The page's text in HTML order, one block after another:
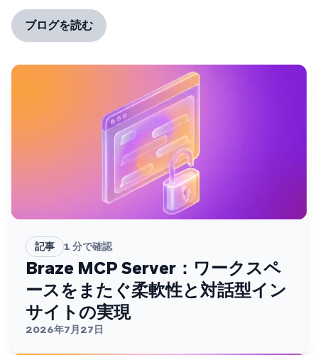
ブログを読む
記事 1 分で確認
Braze MCP Server：ワークスペ
ースをまたぐ柔軟性と対話型イン
サイトの実現
2026年7月27日